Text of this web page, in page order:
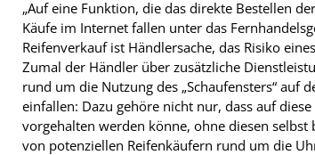
„Auf eine Funktion, die das direkte Bestellen
Käufe im Internet fallen unter das
Reifenverkauf ist Händlersache, das Risiko
Zumal der Händler über zusätzliche
rund um die Nutzung des „Schaufensters“ auf
einfallen: Dazu gehöre nicht nur, dass auf
vorgehalten werden könne, ohne diesen
von potenziellen Reifenkäufern rund um die